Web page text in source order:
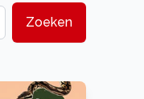
Zoeken